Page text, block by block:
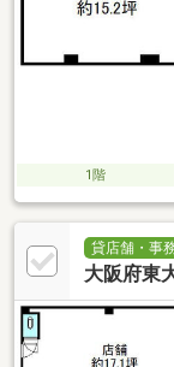
1階
貸店舗・事
大阪府東